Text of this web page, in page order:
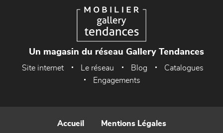
Un magasin du réseau Gallery Tendances
Site internet Le réseau Blog
Catalogues
Engagements
Accueil Mentions Légales